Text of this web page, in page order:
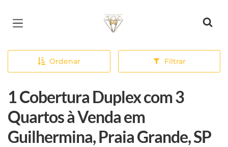
Página inicial
Ordenar Filtrar
1 Cobertura Duplex com 3
Quartos à Venda em
Guilhermina, Praia Grande, SP